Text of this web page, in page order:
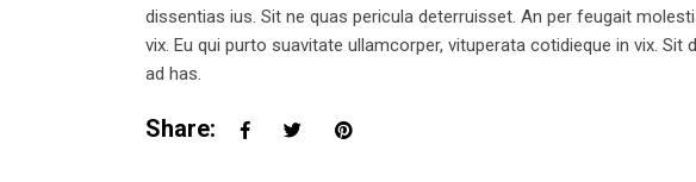
dissentias ius. Sit ne quas pericula deterruisset. An per feugait
vix. Eu qui purto suavitate ullamcorper, vituperata cotidieque in vix.
ad has.
Share: